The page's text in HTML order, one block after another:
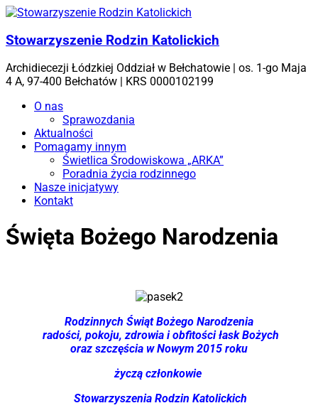
Skip
content
Stowarzyszenie Rodzin Katolickich
Archidiecezji Łódzkiej Oddział w Bełchatowie | os. 1-go Maja
4 A, 97-400 Bełchatów | KRS 0000102199
Menu
O nas
Sprawozdania
Aktualności
Pomagamy innym
Świetlica Środowiskowa „ARKA”
Poradnia życia rodzinnego
Nasze inicjatywy
Kontakt
Święta Bożego Narodzenia
Rodzinnych ŚwiątBożego Narodzenia
radości, pokoju, zdrowia i obfitości łask Bożych
oraz szczęścia w Nowym 2015 roku
życzą członkowie
Stowarzyszenia Rodzin Katolickich